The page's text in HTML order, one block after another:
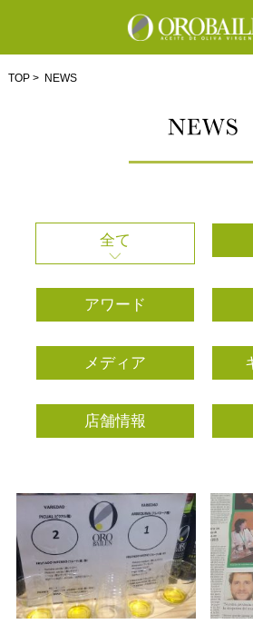
TOP> NEWS
全て
アワード
メディア
店舗情報